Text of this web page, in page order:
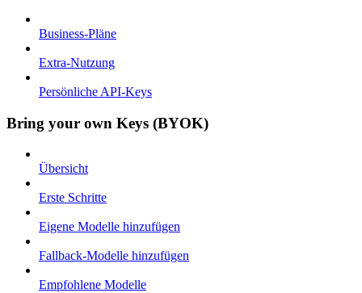
Business-Pläne
Extra-Nutzung
Persönliche API-Keys
Bring your own Keys (BYOK)
Übersicht
Erste Schritte
Eigene Modelle hinzufügen
Fallback-Modelle hinzufügen
Empfohlene Modelle